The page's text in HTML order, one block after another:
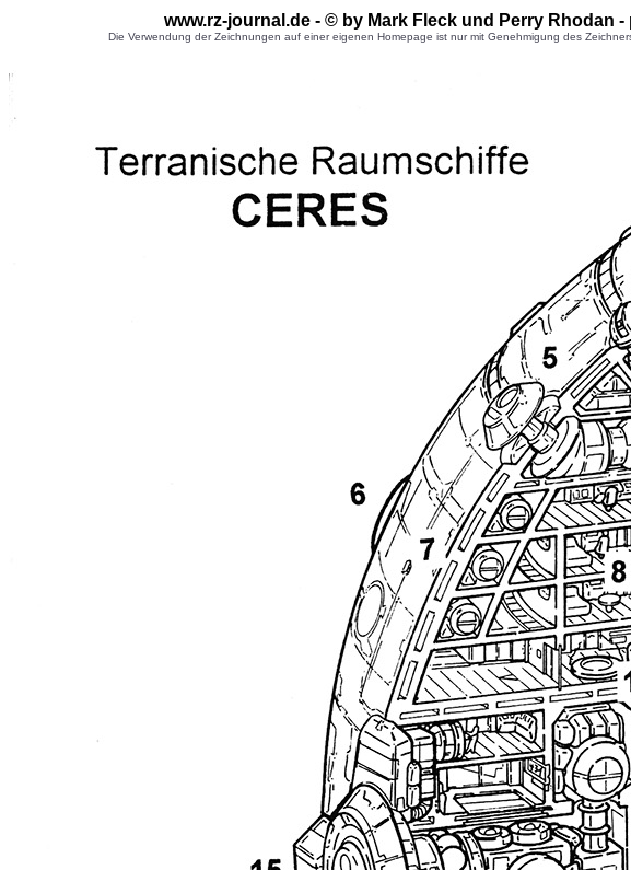
www.rz-journal.de - © by Mark Fleck und Perry Rhodan -
Die Verwendung der Zeichnungen auf einer eigenen Homepage ist nur mit Genehmigung des